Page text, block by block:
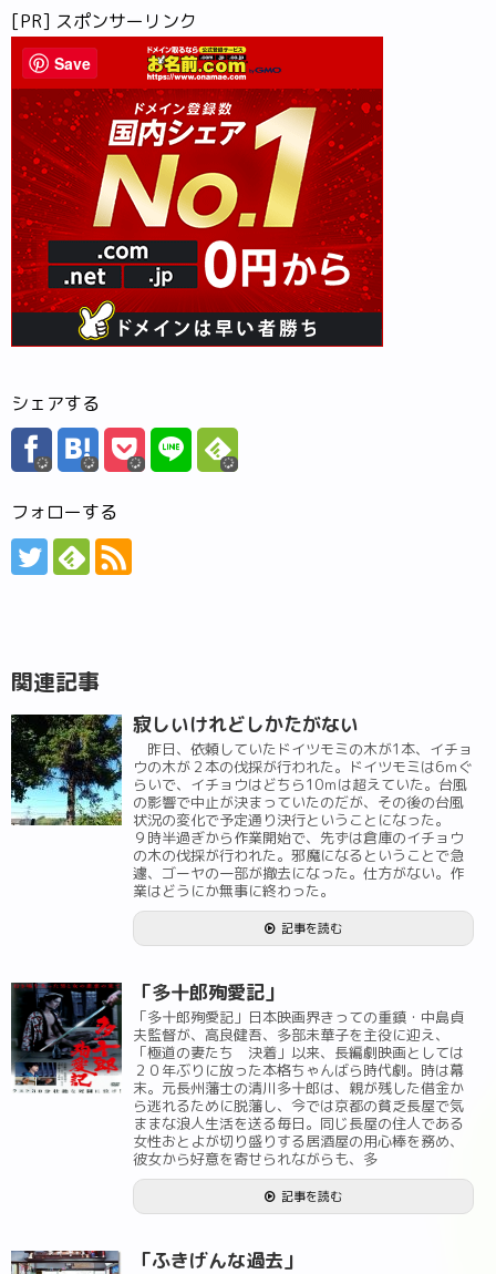
[PR] スポンサーリンク
シェアする
フォローする
関連記事
寂しいけれどしかたがない
昨日、依頼していたドイツモミの木が1本、イチョ
ウの木が２本の伐採が行われた。ドイツモミは6ｍぐ
らいで、イチョウはどちら10ｍは超えていた。台風
の影響で中止が決まっていたのだが、その後の台風
状況の変化で予定通り決行ということになった。
９時半過ぎから作業開始で、先ずは倉庫のイチョウ
の木の伐採が行われた。邪魔になるということで急
遽、ゴーヤの一部が撤去になった。仕方がない。作
業はどうにか無事に終わった。
記事を読む
「多十郎殉愛記」
「多十郎殉愛記」日本映画界きっての重鎮・中島貞
夫監督が、高良健吾、多部未華子を主役に迎え、
「極道の妻たち 決着」以来、長編劇映画としては
２０年ぶりに放った本格ちゃんばら時代劇。時は幕
末。元長州藩士の清川多十郎は、親が残した借金か
ら逃れるために脱藩し、今では京都の貧乏長屋で気
ままな浪人生活を送る毎日。同じ長屋の住人である
女性おとよが切り盛りする居酒屋の用心棒を務め、
彼女から好意を寄せられながらも、多
記事を読む
「ふきげんな過去」
Save